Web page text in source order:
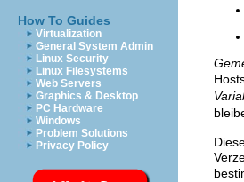
How To Guides
Virtualization
General System Admin
Linux Security
Linux Filesystems
Web Servers
Graphics & Desktop
PC Hardware
Windows
Problem Solutions
Privacy Policy